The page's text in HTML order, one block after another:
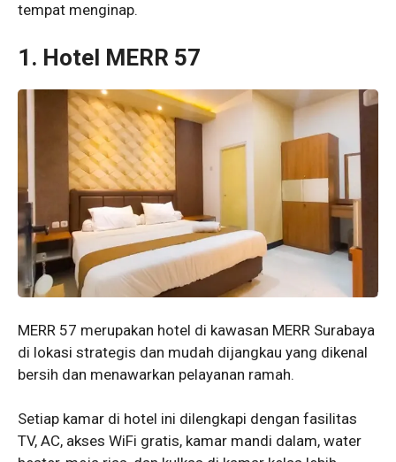
tempat menginap.
1. Hotel MERR 57
MERR 57 merupakan hotel di kawasan MERR Surabaya
di lokasi strategis dan mudah dijangkau yang dikenal
bersih dan menawarkan pelayanan ramah.
Setiap kamar di hotel ini dilengkapi dengan fasilitas
TV, AC, akses WiFi gratis, kamar mandi dalam, water